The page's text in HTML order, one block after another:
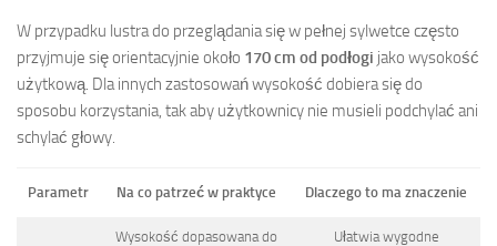
W przypadku lustra do przeglądania się w pełnej sylwetce często
przyjmuje się orientacyjnie około 170 cm od podłogi jako wysokość
użytkową. Dla innych zastosowań wysokość dobiera się do
sposobu korzystania, tak aby użytkownicy nie musieli podchylać ani
schylać głowy.
Parametr Na co patrzeć w praktyce Dlaczego to ma znaczenie
Wysokość dopasowana do
Ułatwia wygodne